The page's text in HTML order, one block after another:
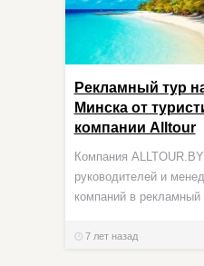
Рекламный тур
Минска от
компании Alltour
Компания
руководителей и
компаний в
7 лет назад